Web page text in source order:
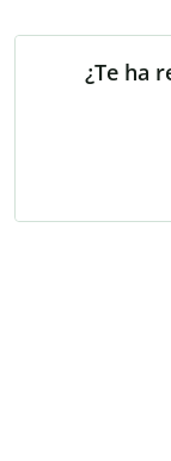
¿Te ha